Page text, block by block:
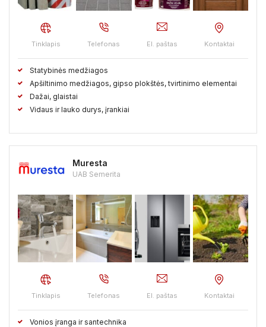
Vilkaviškio raj. Vilniaus raj. Visagino sav. Zarasų raj.
Tinklapis Telefonas El. paštas Kontaktai
Statybinės medžiagos
Apšiltinimo medžiagos, gipso plokštės, tvirtinimo elementai
Dažai, glaistai
Vidaus ir lauko durys, įrankiai
Muresta
UAB Semerita
Tinklapis Telefonas El. paštas Kontaktai
Vonios įranga ir santechnika